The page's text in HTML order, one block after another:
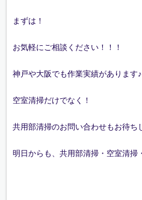
まずは！
お気軽にご相談ください！！！
神戸や大阪でも作業実績があります♪
空室清掃だけでなく！
共用部清掃のお問い合わせもお待ち
明日からも、共用部清掃・空室清掃